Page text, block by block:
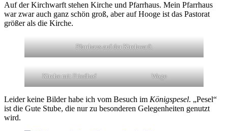
Auf der Kirchwarft stehen Kirche und Pfarrhaus. Mein Pfarrhaus
war zwar auch ganz schön groß, aber auf Hooge ist das Pastorat
größer als die Kirche.
Pfarrhaus auf der Kirchwarft
Kirche mit Friedhof Woge
Leider keine Bilder habe ich vom Besuch im Königspesel. „Pesel“
ist die Gute Stube, die nur zu besonderen Gelegenheiten genutzt
wird.